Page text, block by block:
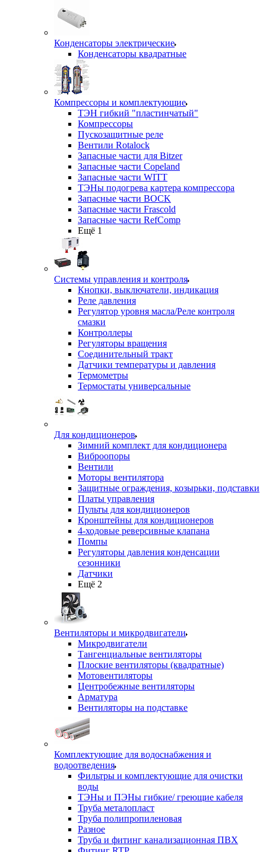
Конденсаторы электрические
Конденсаторы квадратные
Компрессоры и комплектующие
ТЭН гибкий "пластинчатый"
Компрессоры
Пускозащитные реле
Вентили Rotalock
Запасные части для Bitzer
Запасные части Copeland
Запасные части WITT
ТЭНы подогрева картера компрессора
Запасные части BOCK
Запасные части Frascold
Запасные части RefComp
Ещё 1
Системы управления и контроля
Кнопки, выключатели, индикация
Реле давления
Регулятор уровня масла/Реле контроля
смазки
Контроллеры
Регуляторы вращения
Соединительный тракт
Датчики температуры и давления
Термометры
Термостаты универсальные
Для кондиционеров
Зимний комплект для кондиционера
Виброопоры
Вентили
Моторы вентилятора
Защитные ограждения, козырьки, подставки
Платы управления
Пульты для кондиционеров
Кронштейны для кондиционеров
4-ходовые реверсивные клапана
Помпы
Регуляторы давления конденсации
сезонники
Датчики
Ещё 2
Вентиляторы и микродвигатели
Микродвигатели
Тангенциальные вентиляторы
Плоские вентиляторы (квадратные)
Мотовентиляторы
Центробежные вентиляторы
Арматура
Вентиляторы на подставке
Комплектующие для водоснабжения и
водоотведения
Фильтры и комплектующие для очистки
воды
ТЭНы и ПЭНы гибкие/ греющие кабеля
Труба металопласт
Труба полипропиленовая
Разное
Труба и фитинг канализационная ПВХ